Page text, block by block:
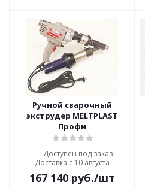
Ручной сварочный
экструдер MELTPLAST
Профи
Доступен под заказ
Доставка с 10 августа
167 140руб./шт